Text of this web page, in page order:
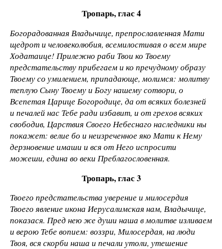
Тропарь, глас 4
Богорадованная Владычице, препрославленная Мати
щедрот и человеколюбия, всемилостивая о всем мире
Ходатаице! Прилежно раби Твои ко Твоему
предстательству прибегаем и ко пречудному образу
Твоему со умилением, припадающе, молимся: молитву
теплую Сыну Твоему и Богу нашему сотвори, о
Всепетая Царице Богородице, да от всяких болезней
и печалей нас Тебе ради избавит, и от грехов всяких
свободив, Царствия Своего Небеснаго наследники ны
покажет: велие бо и неизреченное яко Мати к Нему
дерзновение имаши и вся от Него испросити
можеши, едина во веки Преблагословенная.
Тропарь, глас 3
Твоего предстательства уверение и милосердия
Твоего явление икона Иерусалимская нам, Владычице,
показася. Пред нею же души наша в молитве изливаем
и верою Тебе вопием: воззри, Милосердая, на люди
Твоя, вся скорби наша и печали утоли, утешение